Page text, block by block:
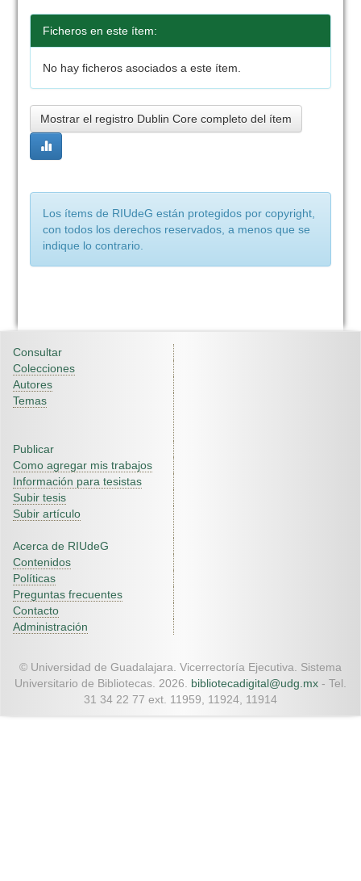
Ficheros en este ítem:
No hay ficheros asociados a este ítem.
Mostrar el registro Dublin Core completo del ítem
Los ítems de RIUdeG están protegidos por copyright,
con todos los derechos reservados, a menos que se
indique lo contrario.
Consultar
Colecciones
Autores
Temas
Publicar
Como agregar mis trabajos
Información para tesistas
Subir tesis
Subir artículo
Acerca de RIUdeG
Contenidos
Políticas
Preguntas frecuentes
Contacto
Administración
© Universidad de Guadalajara. Vicerrectoría Ejecutiva. Sistema
Universitario de Bibliotecas. 2026. bibliotecadigital@udg.mx - Tel.
31 34 22 77 ext. 11959, 11924, 11914